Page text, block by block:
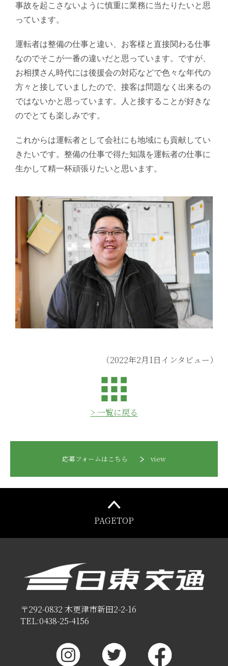
事故を起こさないように慎重に業務に当たりたいと思
っています。
運転者は整備の仕事と違い、お客様と直接関わる仕事
なのでそこが一番の違いだと思っています。ですが、
お相撲さん時代には後援会の対応などで色々な年代の
方々と接していましたので、接客は問題なく出来るの
ではないかと思っています。人と接することが好きな
のでとても楽しみです。
これからは運転者として会社にも地域にも貢献してい
きたいです。整備の仕事で得た知識を運転者の仕事に
生かして精一杯頑張りたいと思います。
（2022年2月1日インタビュー）
> 一覧に戻る
応募フォームはこちら view
PAGETOP
〒292-0832 木更津市新田2-2-16
TEL:0438-25-4156